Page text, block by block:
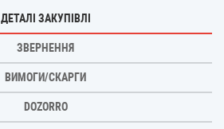
ДЕТАЛІ ЗАКУПІВЛІ
ЗВЕРНЕННЯ
ВИМОГИ/СКАРГИ
DOZORRO